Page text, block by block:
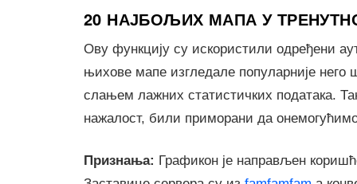
20 НАЈБОЉИХ МАПА У
Ову функцију су искористили одређени
њихове мапе изгледале популарније него
слањем лажних статистичких података.
нажалост, били приморани да
Признања: Графикон је направљен